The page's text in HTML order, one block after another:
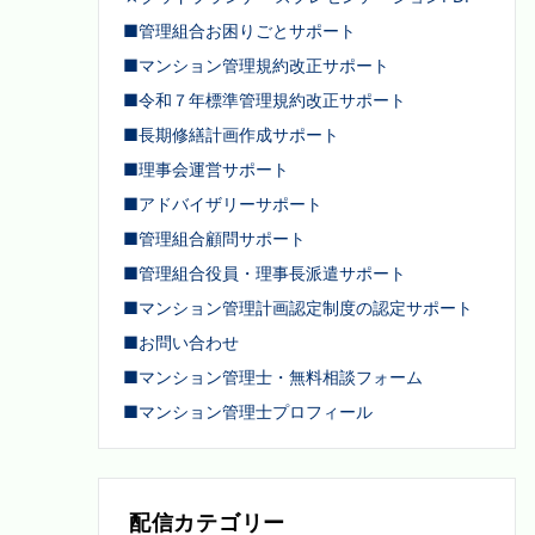
■管理組合お困りごとサポート
■マンション管理規約改正サポート
■令和７年標準管理規約改正サポート
■長期修繕計画作成サポート
■理事会運営サポート
■アドバイザリーサポート
■管理組合顧問サポート
■管理組合役員・理事長派遣サポート
■マンション管理計画認定制度の認定サポート
■お問い合わせ
■マンション管理士・無料相談フォーム
■マンション管理士プロフィール
配信カテゴリー